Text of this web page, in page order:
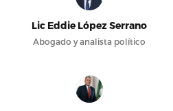
Lic Eddie López Serrano
Abogado y analista político